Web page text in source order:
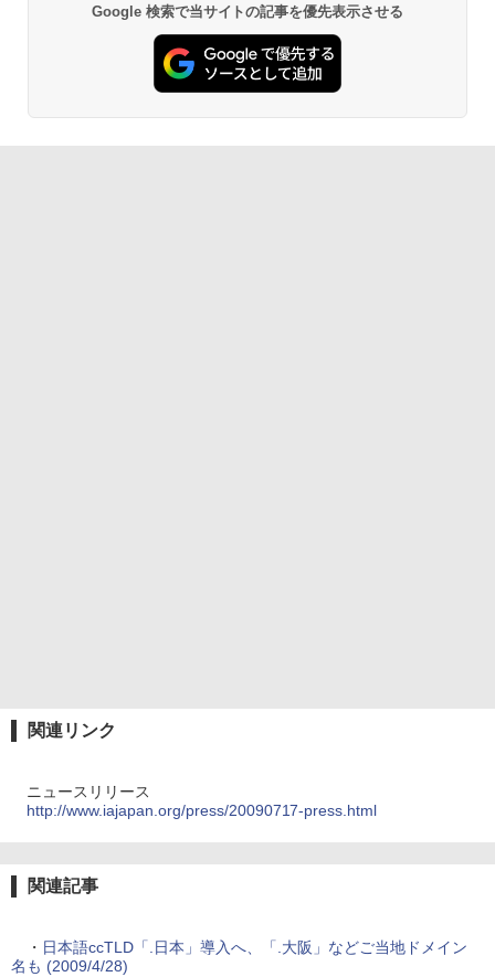
Google 検索で当サイトの記事を優先表示させる
関連リンク
ニュースリリース
http://www.iajapan.org/press/20090717-press.html
関連記事
・ 日本語ccTLD「.日本」導入へ、「.大阪」などご当地ドメイン
名も (2009/4/28)